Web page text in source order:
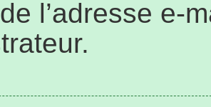
l’adresse e-